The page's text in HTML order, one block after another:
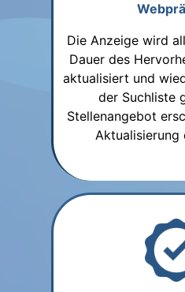
Die Anzeige wird
Dauer des
aktualisiert und
der Suchliste
Stellenangebot
Aktualisierung